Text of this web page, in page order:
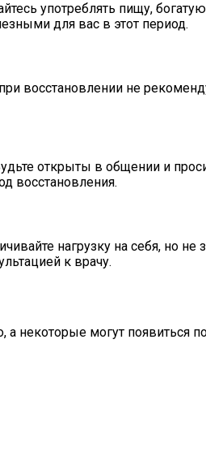
употреблять пищу,
для вас в этот период.
восстановлении не
открыты в общении и
восстановления.
нагрузку на себя, но не
к врачу.
некоторые могут появиться